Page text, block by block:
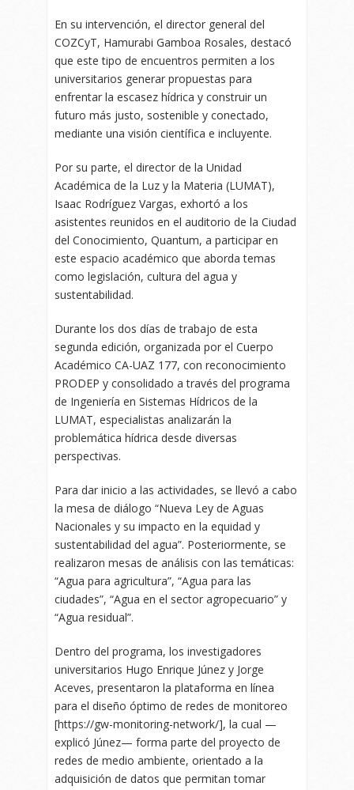
En su intervención, el director general del
COZCyT, Hamurabi Gamboa Rosales, destacó
que este tipo de encuentros permiten a los
universitarios generar propuestas para
enfrentar la escasez hídrica y construir un
futuro más justo, sostenible y conectado,
mediante una visión científica e incluyente.
Por su parte, el director de la Unidad
Académica de la Luz y la Materia (LUMAT),
Isaac Rodríguez Vargas, exhortó a los
asistentes reunidos en el auditorio de la Ciudad
del Conocimiento, Quantum, a participar en
este espacio académico que aborda temas
como legislación, cultura del agua y
sustentabilidad.
Durante los dos días de trabajo de esta
segunda edición, organizada por el Cuerpo
Académico CA-UAZ 177, con reconocimiento
PRODEP y consolidado a través del programa
de Ingeniería en Sistemas Hídricos de la
LUMAT, especialistas analizarán la
problemática hídrica desde diversas
perspectivas.
Para dar inicio a las actividades, se llevó a cabo
la mesa de diálogo “Nueva Ley de Aguas
Nacionales y su impacto en la equidad y
sustentabilidad del agua”. Posteriormente, se
realizaron mesas de análisis con las temáticas:
“Agua para agricultura”, “Agua para las
ciudades”, “Agua en el sector agropecuario” y
“Agua residual”.
Dentro del programa, los investigadores
universitarios Hugo Enrique Júnez y Jorge
Aceves, presentaron la plataforma en línea
para el diseño óptimo de redes de monitoreo
[https://gw-monitoring-network/], la cual —
explicó Júnez— forma parte del proyecto de
redes de medio ambiente, orientado a la
adquisición de datos que permitan tomar